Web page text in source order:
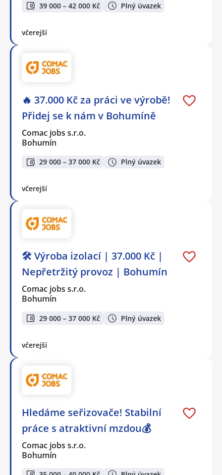
39 000 – 42 000 Kč Plný úvazek
včerejší
🔥 37.000 Kč za práci ve výrobě!
Přidej se k nám v Bohumíně
Comac jobs s.r.o.
Bohumín
29 000 – 37 000 Kč Plný úvazek
včerejší
🛠️ Výroba izolací | 37.000 Kč |
Nepřetržitý provoz | Bohumín
Comac jobs s.r.o.
Bohumín
29 000 – 37 000 Kč Plný úvazek
včerejší
Hledáme seřizovače! Stabilní
práce s atraktivní mzdou💰
Comac jobs s.r.o.
Bohumín